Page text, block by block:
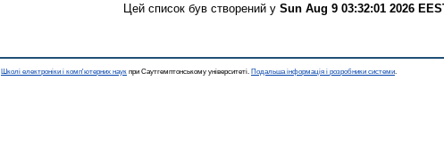
Цей список був створений у Sun Aug 9 03:32:01 2026
Школі електроніки і комп'ютерних наук при Саутгемптонському університеті. Подальша інформація і розробники системи